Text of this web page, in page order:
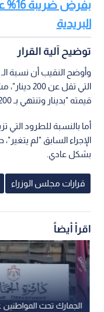
البريدية
توضيح آلية القرار
التي تقل
قيمته "بدينار وتنتهي بـ 200 دينار كحد أعلى، يخضع للـ 16%".
الإجراء السابق "لم
بشكل عادي.
قرارات مجلس الوزراء
اقرأ أيضاً
الجمارك تحث المواطنين